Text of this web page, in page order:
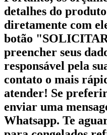
detalhes do
diretamente com
botão
preencher seus
responsável pela
contato o mais
atender! Se
enviar uma
Whatsapp. Te